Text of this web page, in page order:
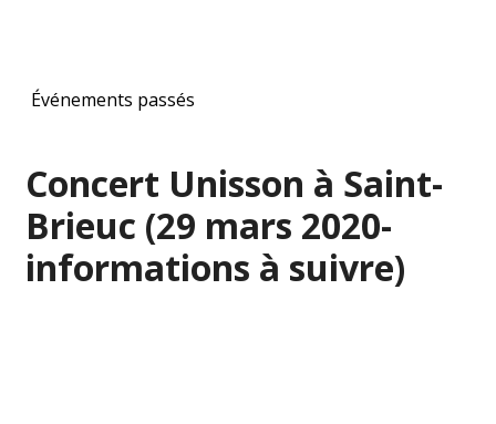
Événements passés
Concert Unisson à Saint-
Brieuc (29 mars 2020-
informations à suivre)